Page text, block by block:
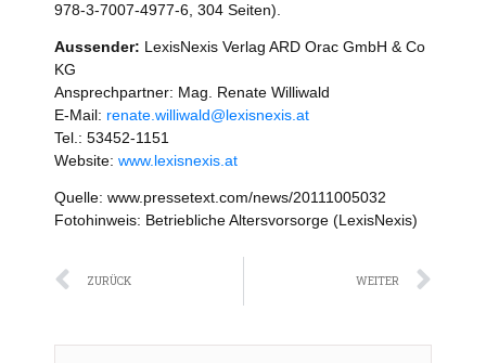
978-3-7007-4977-6, 304 Seiten).
Aussender: LexisNexis Verlag ARD Orac GmbH & Co
KG
Ansprechpartner: Mag. Renate Williwald
E-Mail: renate.williwald@lexisnexis.at
Tel.: 53452-1151
Website: www.lexisnexis.at
Quelle: www.pressetext.com/news/20111005032
Fotohinweis: Betriebliche Altersvorsorge (LexisNexis)
Zurück
ZURÜCK WEITER